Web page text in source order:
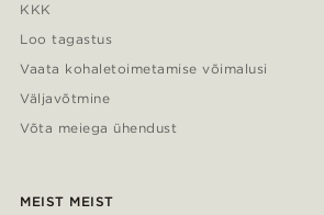
KKK
Loo tagastus
Vaata kohaletoimetamise võimalusi
Väljavõtmine
Võta meiega ühendust
MEIST MEIST